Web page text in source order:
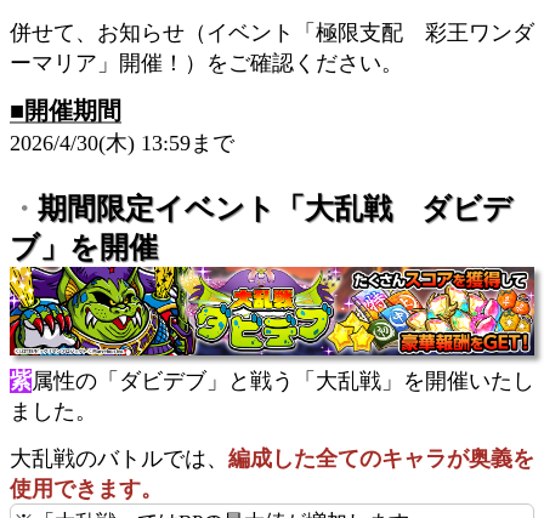
併せて、お知らせ（イベント「極限支配 彩王ワンダ
ーマリア」開催！）をご確認ください。
■開催期間
2026/4/30(木) 13:59まで
・ 期間限定イベント「大乱戦 ダビデ
ブ」を開催
紫属性の「ダビデブ」と戦う「大乱戦」を開催いたし
ました。
大乱戦のバトルでは、 編成した全てのキャラが奥義を
使用できます。